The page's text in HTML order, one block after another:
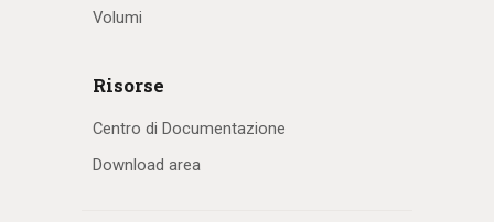
Volumi
Risorse
Centro di Documentazione
Download area